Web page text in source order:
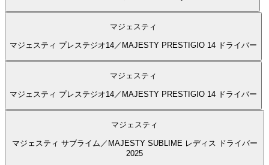
マジェスティ
マジェスティ プレステジオ14／MAJESTY PRESTIGIO 14 ドライバー
マジェスティ
マジェスティ プレステジオ14／MAJESTY PRESTIGIO 14 ドライバー
マジェスティ
マジェスティ サブライム／MAJESTY SUBLIME レディス ドライバー
2025